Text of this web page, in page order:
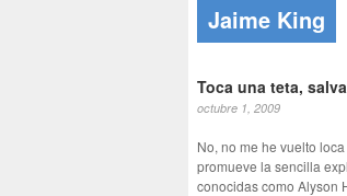
Jaime King
Toca una teta,
octubre 1, 2009
No, no me he vuelto
promueve la sencilla
conocidas como Alyson